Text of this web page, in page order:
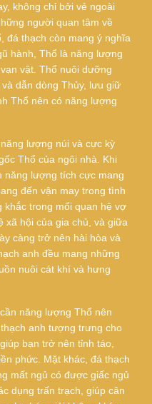
không chỉ bởi vẻ ngoài
người quan tâm về
đá thạch còn mang ý nghĩa
hành, Thổ là năng lượng
vật. Thổ nuôi dưỡng
dẫn dòng Thủy, lưu giữ
Thổ nên có năng lượng
lượng núi và cực kỳ
Thổ của ngôi nhà. Khi
năng lượng tích cực mang
đến vận may trong tình
khắc trong mối quan hệ vợ
xã hội của gia chủ, và giữa
càng trở nên hài hòa và
anh đều mang những
nuôi cát khí và hưng
năng lượng Thổ nên
anh tượng trưng cho
bạn trở nên tỉnh táo,
phức. Mặt khác, đá thạch
mất ngủ có được giấc ngủ
dụng trấn trạch, giúp cân